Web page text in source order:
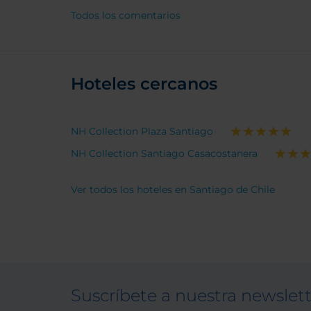
Todos los comentarios
Hoteles cercanos
NH Collection Plaza Santiago
NH Collection Santiago Casacostanera
Ver todos los hoteles en Santiago de Chile
Suscríbete a nuestra